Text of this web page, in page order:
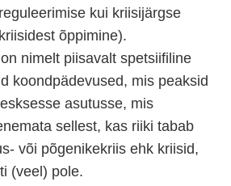
kui kriisijärgse
õppimine).
nimelt piisavalt spetsiifiline
koondpädevused, mis peaksid
asutusse, mis
sellest, kas riiki tabab
või põgenikekriis ehk kriisid,
(veel) pole.